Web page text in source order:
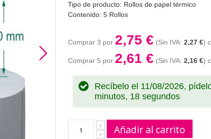
Tipo de producto: Rollos de papel térmico
Contenido: 5 Rollos
Comprar 3 por 2,75 € 2,27 €
Comprar 5 por 2,61 € 2,16 €
Recíbelo el 11/08/2026,
minutos, 17 segundos
Añadir al carrito